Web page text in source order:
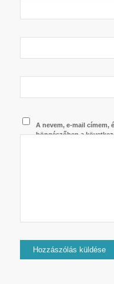
A nevem, e-mail címem,
böngészőben a